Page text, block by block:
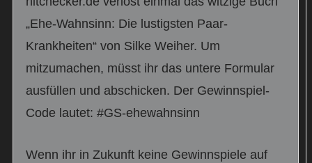
„Ehe-Wahnsinn: Die lustigsten Paar-
Krankheiten“ von Silke Weiher. Um
mitzumachen, müsst ihr das untere Formular
ausfüllen und abschicken. Der Gewinnspiel-
Code lautet: #GS-ehewahnsinn
Wenn ihr in Zukunft keine Gewinnspiele auf